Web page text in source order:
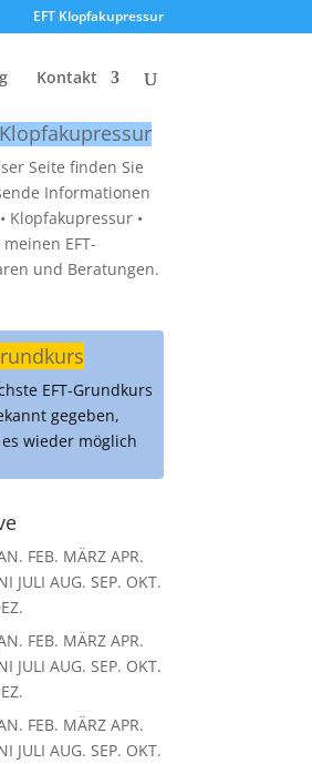
EFT Klopfakupressur
Kontakt
Klopfakupressur
Seite finden Sie
Informationen
Klopfakupressur •
EFT-
und Beratungen.
EFT-Grundkurs
gegeben,
wieder möglich
FEB. MÄRZ APR.
JULI AUG. SEP. OKT.
FEB. MÄRZ APR.
JULI AUG. SEP. OKT.
FEB. MÄRZ APR.
JULI AUG. SEP. OKT.